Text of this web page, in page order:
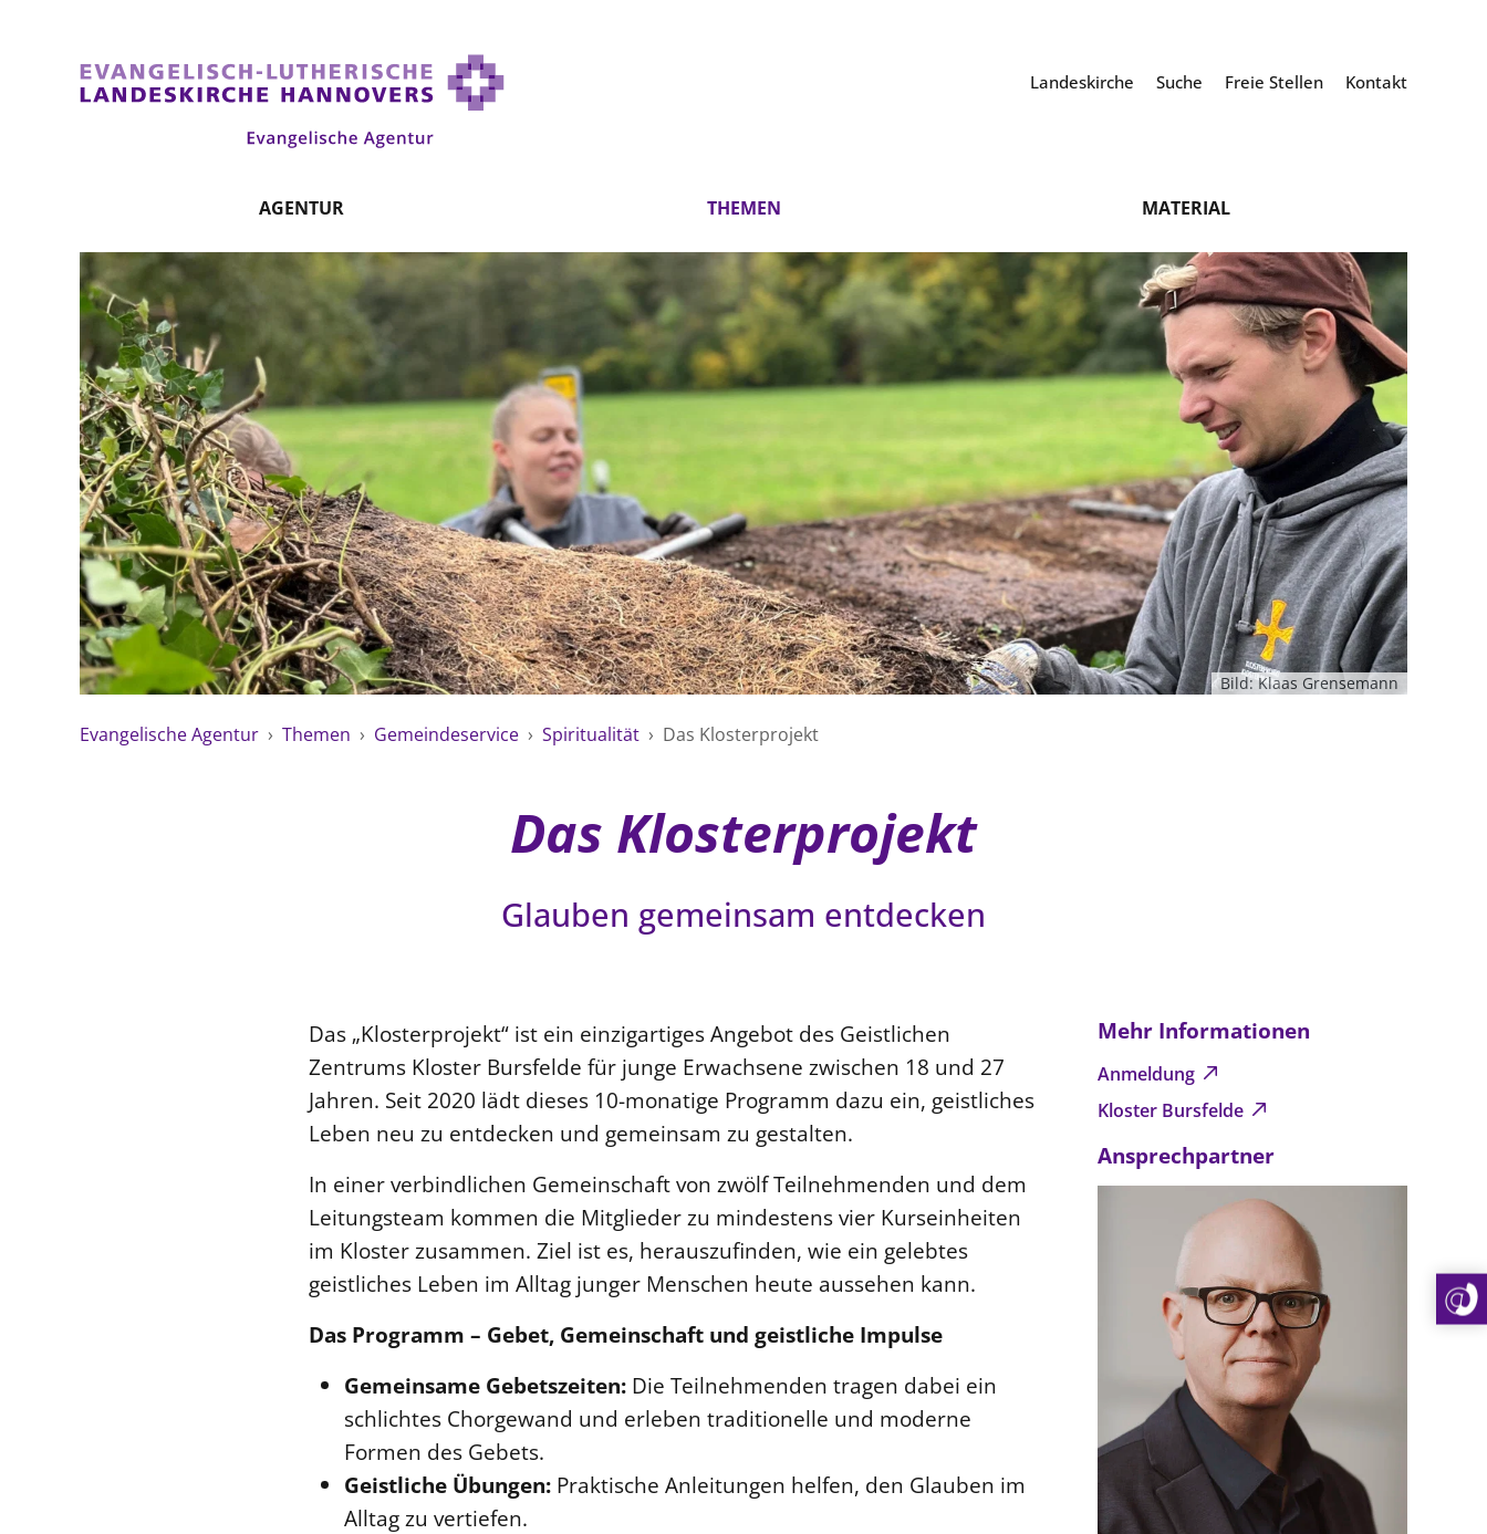
Landeskirche Suche Freie Stellen Kontakt
AGENTUR THEMEN MATERIAL
Bild: Klaas Grensemann
Evangelische Agentur › Themen › Gemeindeservice › Spiritualität › Das Klosterprojekt
Das Klosterprojekt
Glauben gemeinsam entdecken
Mehr Informationen
Anmeldung
Kloster Bursfelde
Ansprechpartner
Das „Klosterprojekt“ ist ein einzigartiges Angebot des Geistlichen
Zentrums Kloster Bursfelde für junge Erwachsene zwischen 18 und 27
Jahren. Seit 2020 lädt dieses 10-monatige Programm dazu ein, geistliches
Leben neu zu entdecken und gemeinsam zu gestalten.
In einer verbindlichen Gemeinschaft von zwölf Teilnehmenden und dem
Leitungsteam kommen die Mitglieder zu mindestens vier Kurseinheiten
im Kloster zusammen. Ziel ist es, herauszufinden, wie ein gelebtes
geistliches Leben im Alltag junger Menschen heute aussehen kann.
Das Programm – Gebet, Gemeinschaft und geistliche Impulse
Gemeinsame Gebetszeiten:Die Teilnehmenden tragen dabei ein
schlichtes Chorgewand und erleben traditionelle und moderne
Formen des Gebets.
Geistliche Übungen:Praktische Anleitungen helfen, den Glauben im
Alltag zu vertiefen.